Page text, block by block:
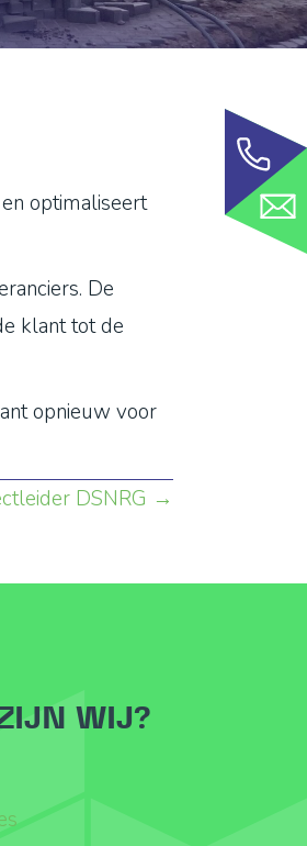
optimaliseert
De
klant tot de
opnieuw voor
DSNRG →
WIJ?